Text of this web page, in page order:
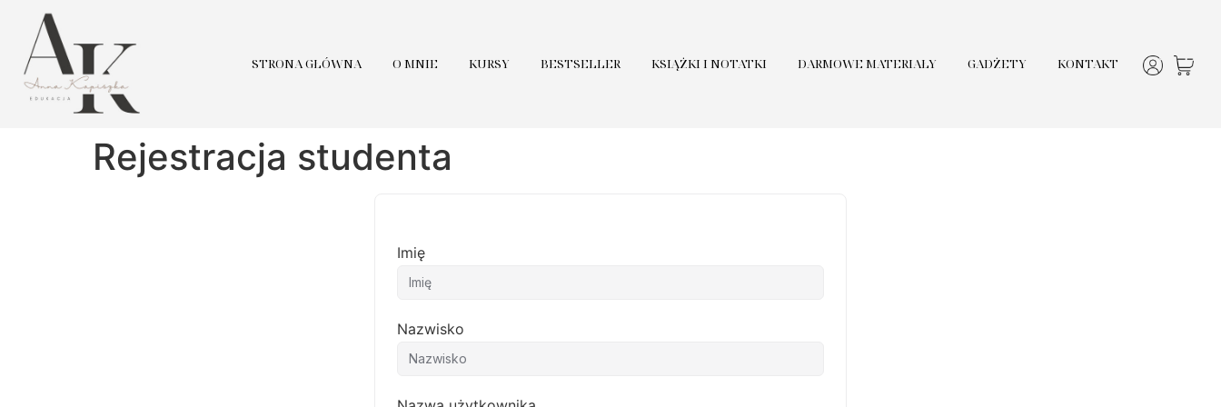
STRONA GŁÓWNA O MNIE KURSY BESTSELLER KSIĄŻKI I NOTATKI DARMOWE MATERIAŁY GADŻETY KONTAKT
Rejestracja studenta
Imię
Nazwisko